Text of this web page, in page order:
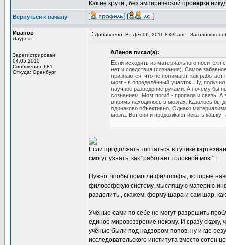
Как не крути , без эмпирической проверки
Вернуться к началу
Иванов
Лауреат
Зарегистрирован:
04.05.2010
Сообщения: 681
Откуда: Оренбург
Добавлено: Вт Дек 06, 2011 8:09 am Заголовок
АЛанов писал(а):
Если исходить из материального
нет и следствия (сознания). Самое
признаются, что не понимают, как
мозг - в определённый участок. Ну,
научное разведение руками. А почему бы
сознанием. Мозг погиб - пропала и связь.
впрямь находилось в мозгах. Казалось бы
одинаково объективно. Однако
мозга. Вот они и продолжают искать кошку
Если продолжать топтаться в тупике
смогут узнать, как "работает головной мозг" .
Нужно, чтобы помогли философы, которые
философскую систему, мыслящую материю-
разделить , скажем, форму шара и сам шар,
Учёные сами по себе не могут разрешить
единое мировоззрение некому. И сразу скажу,
учёные были под надзором попов, ну и где
исследовательского института вместо сотен